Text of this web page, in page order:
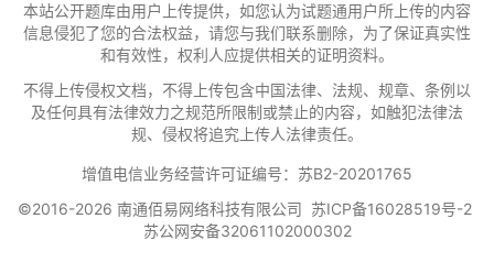
本站公开题库由用户上传提供，如您认为试题通用户所上传的内容
信息侵犯了您的合法权益，请您与我们联系删除，为了保证真实性
和有效性，权利人应提供相关的证明资料。
不得上传侵权文档，不得上传包含中国法律、法规、规章、条例以
及任何具有法律效力之规范所限制或禁止的内容，如触犯法律法
规、侵权将追究上传人法律责任。
增值电信业务经营许可证编号：苏B2-20201765
©2016-2026 南通佰易网络科技有限公司 苏ICP备16028519号-2
苏公网安备32061102000302